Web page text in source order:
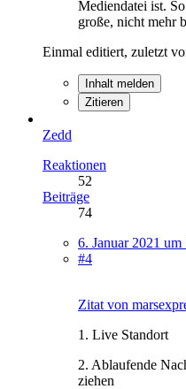
Mediendatei ist.
große, nicht mehr
Einmal editiert, zuletzt
Inhalt melden
Zitieren
Zedd
Reaktionen
52
Beiträge
74
6. Januar 2021 um
#4
Zitat von
1. Live Standort
2. Ablaufende
ziehen